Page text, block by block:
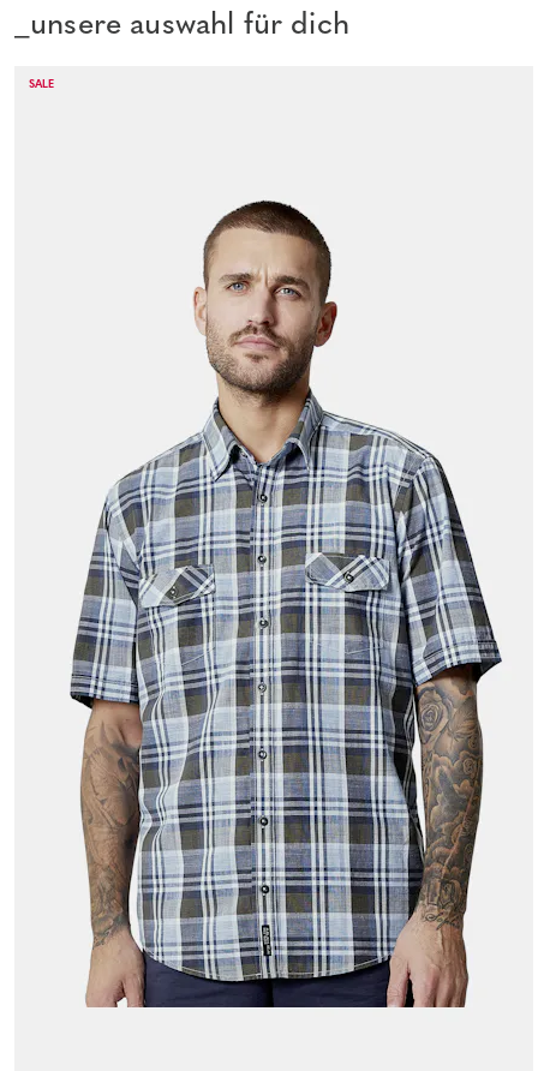
_unsere auswahl für dich
SALE